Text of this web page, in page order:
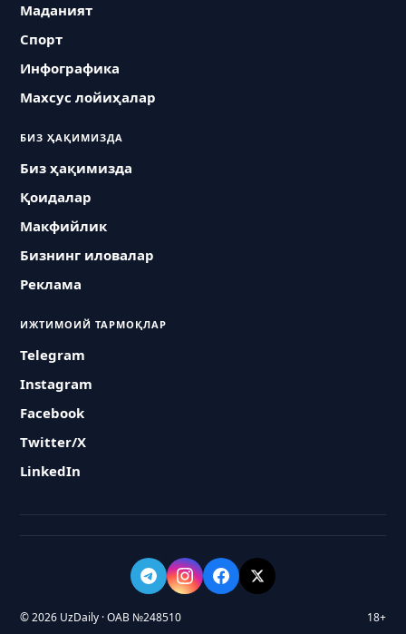
Маданият
Спорт
Инфографика
Махсус лойиҳалар
БИЗ ҲАҚИМИЗДА
Биз ҳақимизда
Қоидалар
Макфийлик
Бизнинг иловалар
Реклама
ИЖТИМОИЙ ТАРМОҚЛАР
Telegram
Instagram
Facebook
Twitter/X
LinkedIn
© 2026 UzDaily · ОАВ №248510 18+